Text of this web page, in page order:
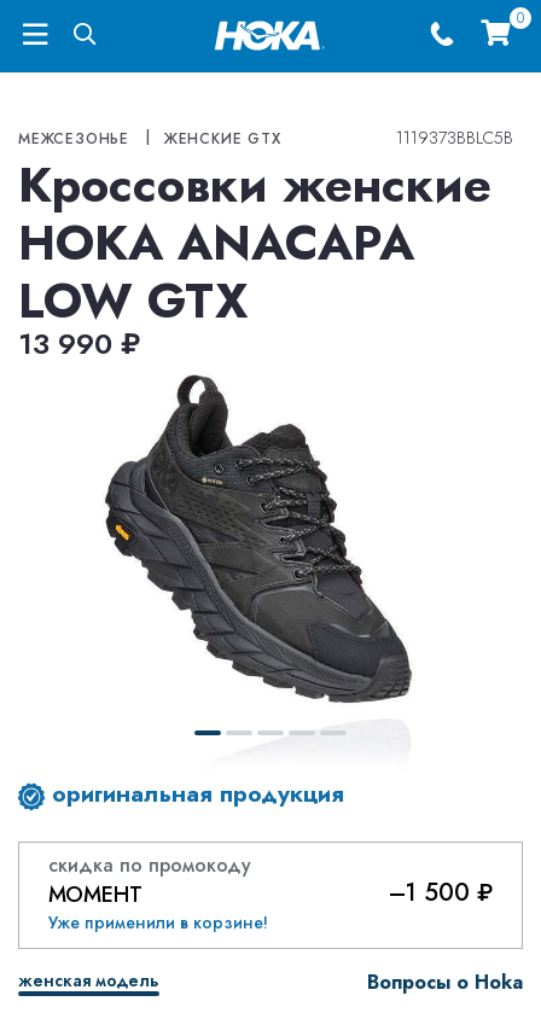
Меню
0
МЕЖСЕЗОНЬЕ ЖЕНСКИЕ GTX 1119373BBLC5B
Кроссовки женские
HOKA ANACAPA
LOW GTX
13 990 ₽
оригинальная продукция
скидка по промокоду
МОМЕНТ
Уже применили в корзине!
–1 500 ₽
Вопросы о Hoka
женская модель